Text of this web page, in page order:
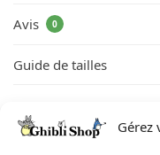
Gérez
Avis 0
Guide de tailles
Ce sweat Totoro venant
un compagnon idéal